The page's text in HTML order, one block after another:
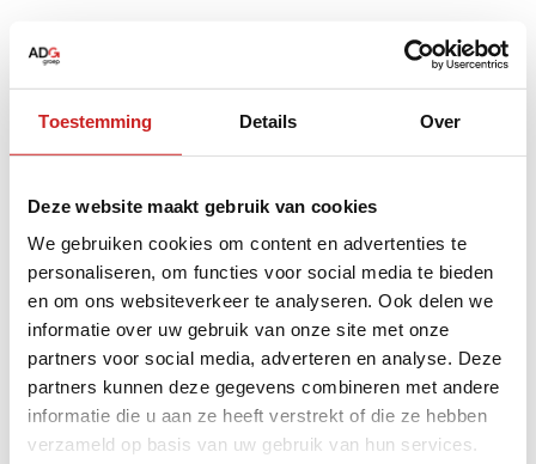
Toestemming Details Over
Deze website maakt gebruik van cookies
We gebruiken cookies om content en advertenties te
personaliseren, om functies voor social media te bieden
en om ons websiteverkeer te analyseren. Ook delen we
informatie over uw gebruik van onze site met onze
partners voor social media, adverteren en analyse. Deze
partners kunnen deze gegevens combineren met andere
informatie die u aan ze heeft verstrekt of die ze hebben
verzameld op basis van uw gebruik van hun services.